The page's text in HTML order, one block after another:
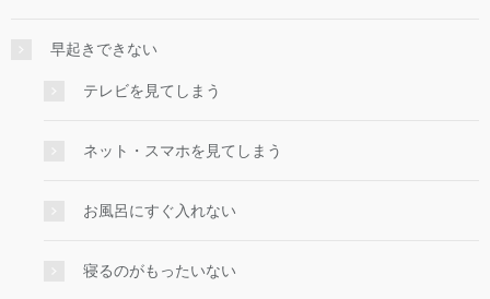
早起きできない
テレビを見てしまう
ネット・スマホを見てしまう
お風呂にすぐ入れない
寝るのがもったいない